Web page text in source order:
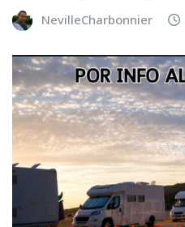
NevilleCharbonnier